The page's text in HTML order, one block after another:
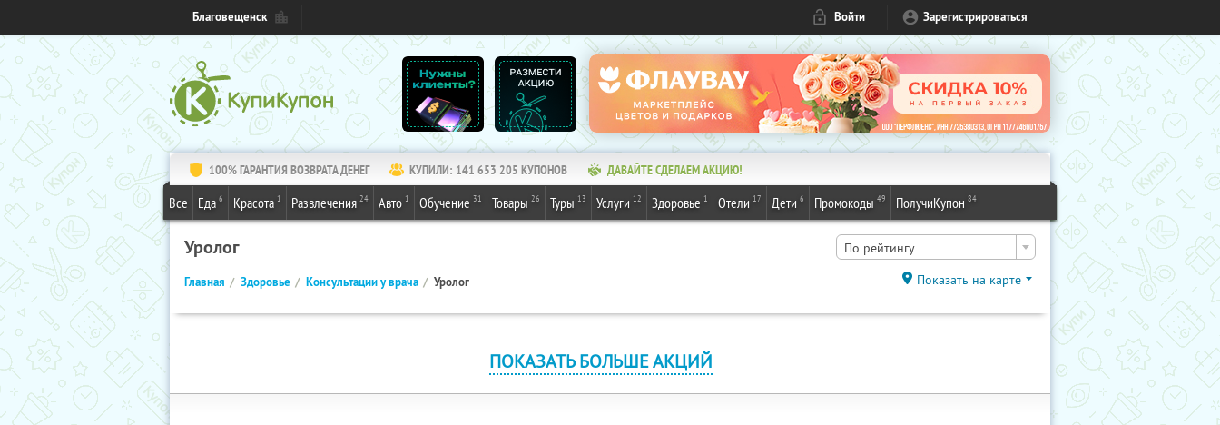
Благовещенск Войти Зарегистрироваться
100% ГАРАНТИЯ ВОЗВРАТА ДЕНЕГ КУПИЛИ: 141 653 205 КУПОНОВ ДАВАЙТЕ СДЕЛАЕМ АКЦИЮ!
Все Еда 6 Красота 1 Развлечения 24 Авто 1 Обучение 31 Товары 26 Туры 13 Услуги 12 Здоровье 1 Отели 17 Дети 6 Промокоды 49 ПолучиКупон 84
Уролог По рейтингу
Главная Здоровье Консультации у врача Уролог Показать на карте
ПОКАЗАТЬ БОЛЬШЕ АКЦИЙ